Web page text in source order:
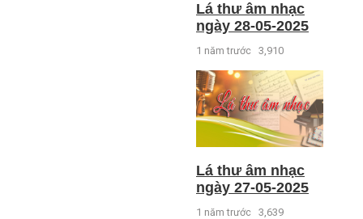
Lá thư âm nhạc
ngày 28-05-2025
1 năm trước 3,910
Lá thư âm nhạc
ngày 27-05-2025
1 năm trước 3,639